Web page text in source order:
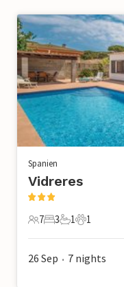
Spanien
Vidreres
7 Gäste
7
3 Schlafzimmer
3
1 Badezimmer
1
1 Haustier
1
26 Sep • 7 nights